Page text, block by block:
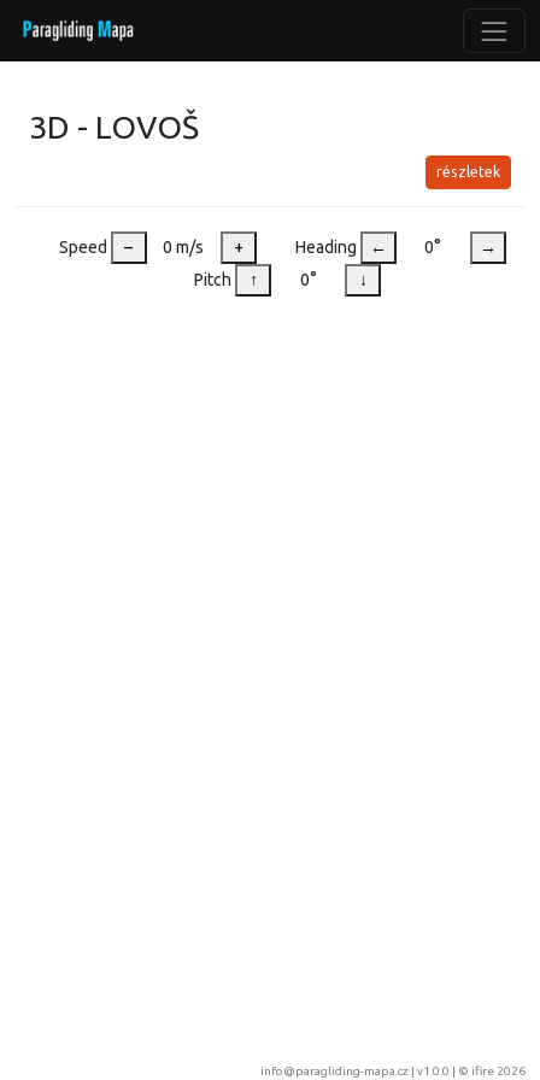
3D - LOVOŠ
részletek
Speed – 0 m/s + Heading ← 0°
→
Pitch
↑ 0° ↓
info@paragliding-mapa.cz | v1.0.0 | © ifire 2026